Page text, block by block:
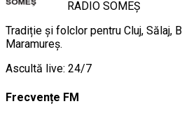
RADIO SOMEȘ
Tradiție și folclor pentru Cluj, Sălaj,
Maramureș.
Ascultă live: 24/7
Frecvențe FM